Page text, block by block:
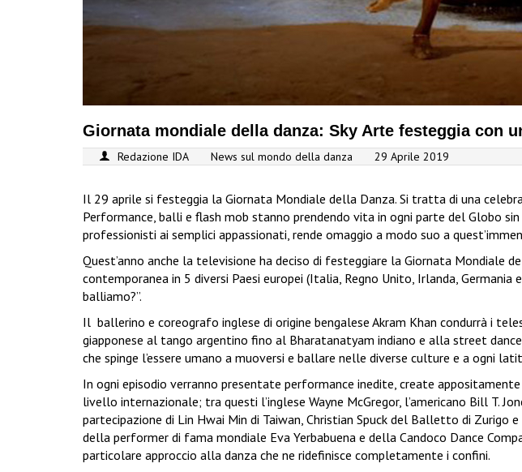
Giornata mondiale della danza: Sky Arte festeggia con
Redazione IDA News sul mondo della danza 29 Aprile 2019
Il 29 aprile si festeggia la Giornata Mondiale della Danza. Si tratta di una
Performance, balli e flash mob stanno prendendo vita in ogni parte del Globo
professionisti ai semplici appassionati, rende omaggio a modo suo a
Quest’anno anche la televisione ha deciso di festeggiare la Giornata Mondiale
contemporanea in 5 diversi Paesi europei (Italia, Regno Unito, Irlanda,
balliamo?”.
Il ballerino e coreografo inglese di origine bengalese Akram Khan condurrà i
giapponese al tango argentino fino al Bharatanatyam indiano e alla street
che spinge l’essere umano a muoversi e ballare nelle diverse culture e a ogni
In ogni episodio verranno presentate performance inedite, create
livello internazionale; tra questi l’inglese Wayne McGregor, l’americano Bill T.
partecipazione di Lin Hwai Min di Taiwan, Christian Spuck del Balletto di
della performer di fama mondiale Eva Yerbabuena e della Candoco Dance
particolare approccio alla danza che ne ridefinisce completamente i confini.